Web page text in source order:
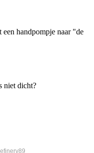
handpompje naar "de
niet dicht?